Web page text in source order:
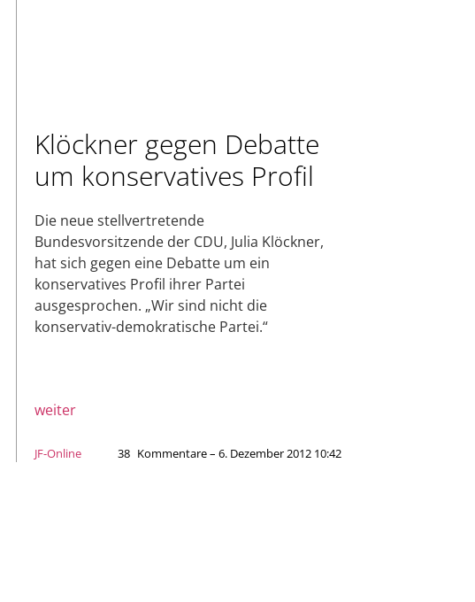
Klöckner gegen Debatte
um konservatives Profil
Die neue stellvertretende
Bundesvorsitzende der CDU, Julia Klöckner,
hat sich gegen eine Debatte um ein
konservatives Profil ihrer Partei
ausgesprochen. „Wir sind nicht die
konservativ-demokratische Partei.“
weiter
JF-Online 38 Kommentare – 6. Dezember 2012 10:42